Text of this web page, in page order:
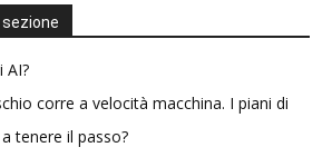
AI?
corre a velocità macchina. I piani di
tenere il passo?